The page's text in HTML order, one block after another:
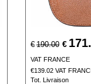
€ 190.00 €
VAT FRANCE
€139.02 VAT
Tot. Livraison